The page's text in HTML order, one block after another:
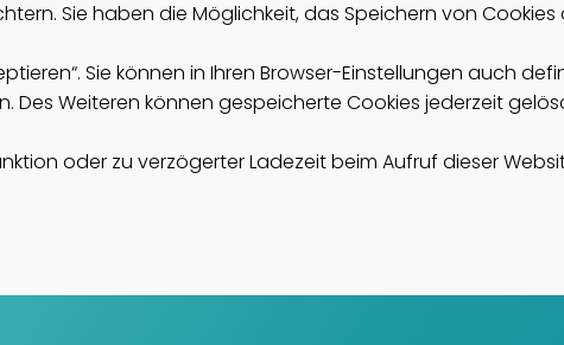
Sie haben die Möglichkeit, das Speichern von Cookies
Sie können in Ihren Browser-Einstellungen auch
Des Weiteren können gespeicherte Cookies jederzeit
oder zu verzögerter Ladezeit beim Aufruf dieser